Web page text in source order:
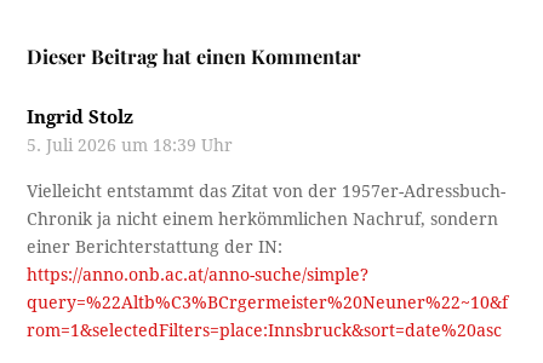
Dieser Beitrag hat einen Kommentar
Ingrid Stolz
5. Juli 2026 um 18:39 Uhr
Vielleicht entstammt das Zitat von der 1957er-Adressbuch-
Chronik ja nicht einem herkömmlichen Nachruf, sondern
einer Berichterstattung der IN:
https://anno.onb.ac.at/anno-suche/simple?
query=%22Altb%C3%BCrgermeister%20Neuner%22~10&f
rom=1&selectedFilters=place:Innsbruck&sort=date%20asc